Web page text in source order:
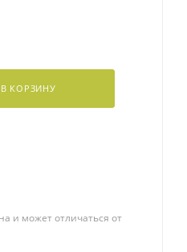
В КОРЗИНУ
и может отличаться от